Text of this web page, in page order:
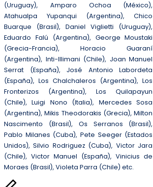
(Uruguay), Amparo Ochoa (México),
Atahualpa Yupanqui (Argentina), Chico
Buarque (Brasil), Daniel Viglietti (Uruguay),
Eduardo Falú (Argentina), George Moustaki
(Grecia-Francia), Horacio Guaraní
(Argentina), Inti-Illimani (Chile), Joan Manuel
Serrat (España), José Antonio Labordeta
(España), Los Chalchaleros (Argentina), Los
Fronterizos (Argentina), Los Quilapayun
(Chile), Luigi Nono (Italia), Mercedes Sosa
(Argentina), Mikis Theodorakis (Grecia), Milton
Nascimento (Brasil), Os Serranos (Brasil),
Pablo Milanes (Cuba), Pete Seeger (Estados
Unidos), Silvio Rodriguez (Cuba), Victor Jara
(Chile), Victor Manuel (España), Vinicius de
Moraes (Brasil), Violeta Parra (Chile) etc.